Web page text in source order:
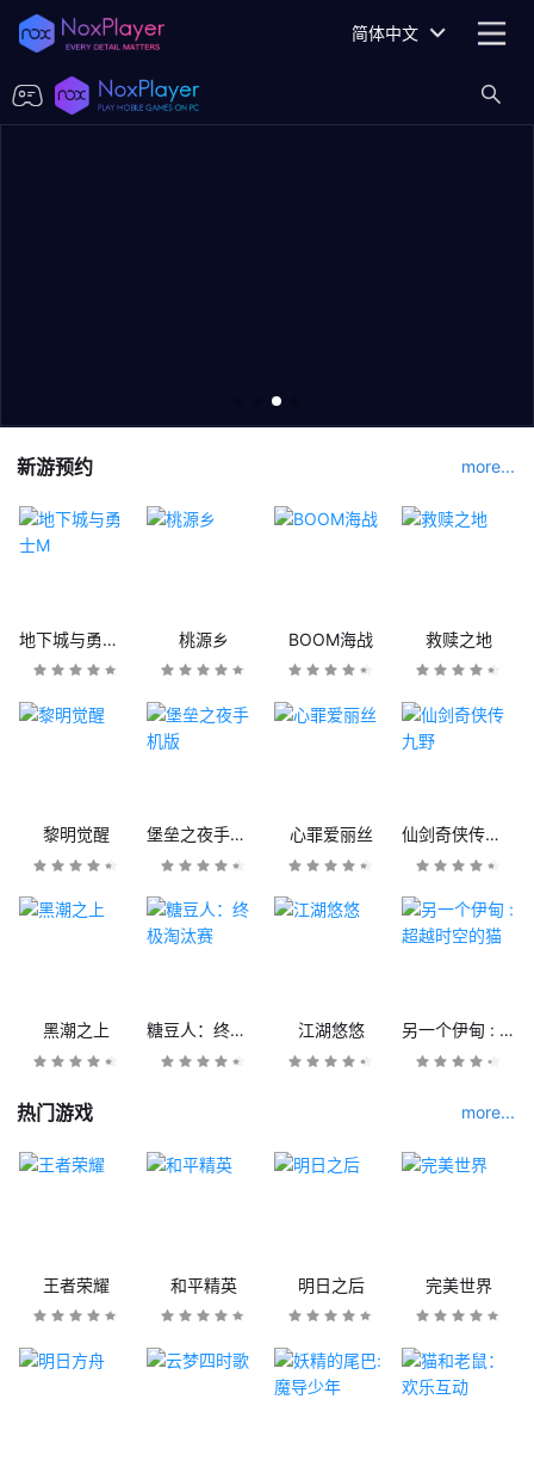
简体中文
新游预约 more...
地下城与勇士M 桃源乡 BOOM海战 救赎之地
黎明觉醒 堡垒之夜手机版 心罪爱丽丝 仙剑奇侠传九野
黑潮之上 糖豆人：终极淘汰赛 江湖悠悠 另一个伊甸 : 超越时空的猫
热门游戏 more...
王者荣耀 和平精英 明日之后 完美世界